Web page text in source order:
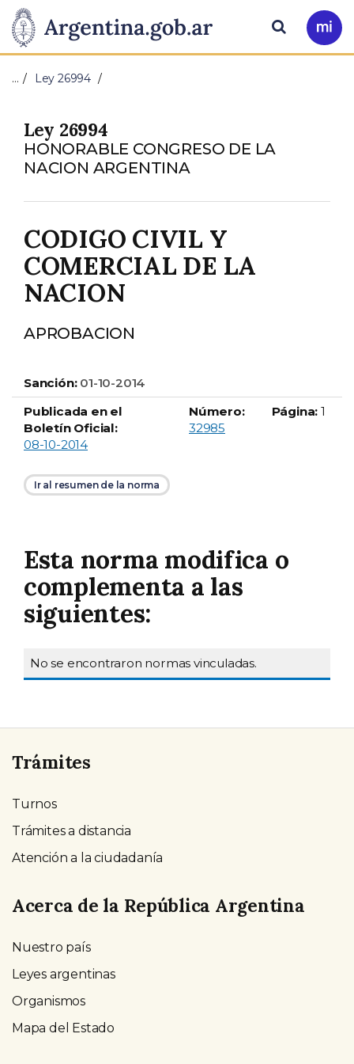
Presidencia
de
Nación
Pasar al contenido principal
Ir
a
Buscar
… Ley 26994
Ley 26994
HONORABLE CONGRESO DE LA
NACION ARGENTINA
CODIGO CIVIL Y
COMERCIAL DE LA
NACION
APROBACION
Sanción: 01-10-2014
Publicada en el
Boletín Oficial:
08-10-2014
Número:
32985
Página: 1
Ir al resumen de la norma
Esta norma modifica o
complementa a las
siguientes:
Normativa
Publicación
en boletín
Descripción
No se encontraron normas vinculadas.
Trámites
Turnos
Trámites a distancia
Atención a la ciudadanía
Acerca de la República Argentina
Nuestro país
Leyes argentinas
Organismos
Mapa del Estado